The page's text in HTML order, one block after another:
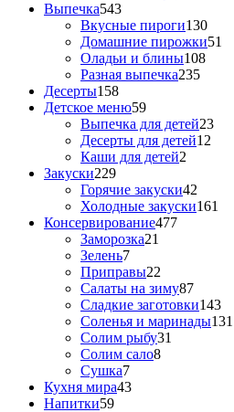
Выпечка543
Вкусные пироги130
Домашние пирожки51
Оладьи и блины108
Разная выпечка235
Десерты158
Детское меню59
Выпечка для детей23
Десерты для детей12
Каши для детей2
Закуски229
Горячие закуски42
Холодные закуски161
Консервирование477
Заморозка21
Зелень7
Приправы22
Салаты на зиму87
Сладкие заготовки143
Соленья и маринады131
Солим рыбу31
Солим сало8
Сушка7
Кухня мира43
Напитки59